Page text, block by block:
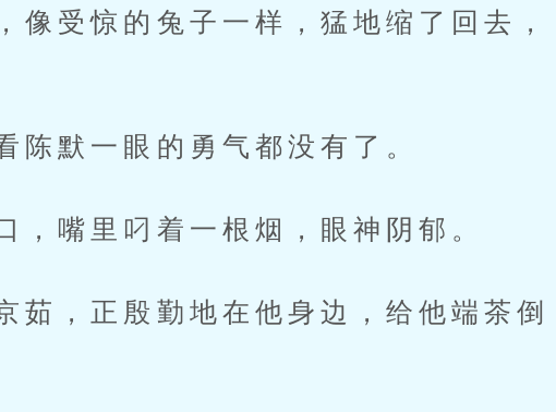
惊的兔子一样，猛地缩了回去，
一眼的勇气都没有了。
里叼着一根烟，眼神阴郁。
正殷勤地在他身边，给他端茶倒